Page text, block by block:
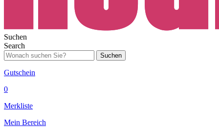
Suchen
Search
Suchen
Gutschein
0
Merkliste
Mein Bereich